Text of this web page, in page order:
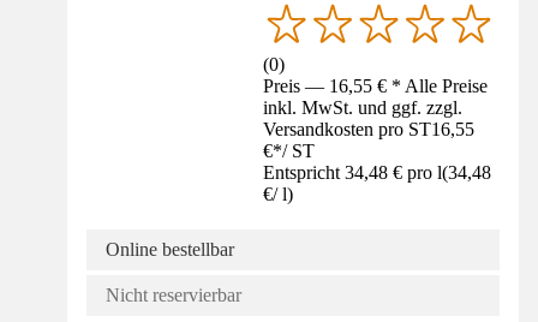
(0)
Preis — 16,55 € * Alle Preise
inkl. MwSt. und ggf. zzgl.
Versandkosten pro ST16,55
€*/ ST
Entspricht 34,48 € pro l(34,48
€/ l)
Online bestellbar
Nicht reservierbar